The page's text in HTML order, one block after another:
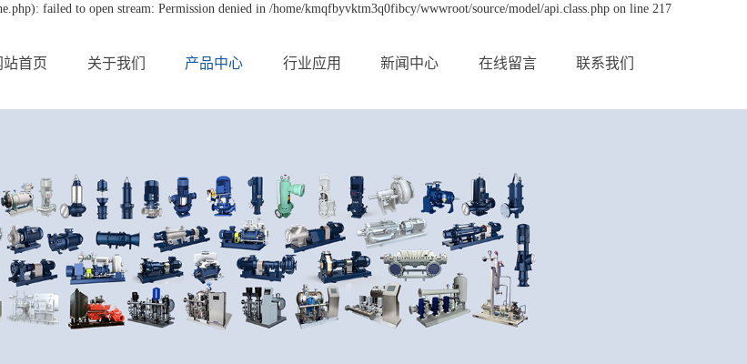
failed to open stream: Permission denied in /home/kmqfbyvktm3q0fibcy/wwwroot/source/model/api.class.php on line 217
站首页 关于我们 产品中心 行业应用 新闻中心 在线留言 联系我们